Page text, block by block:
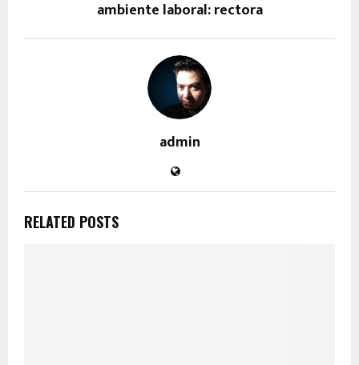
ambiente laboral: rectora
admin
RELATED POSTS